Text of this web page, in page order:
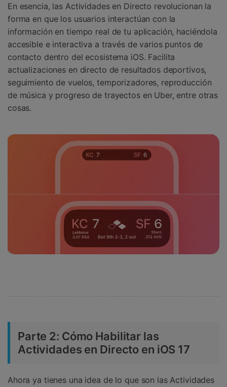
En esencia, las Actividades en Directo revolucionan la
forma en que los usuarios interactúan con la
información en tiempo real de tu aplicación, haciéndola
accesible e interactiva a través de varios puntos de
contacto dentro del ecosistema iOS. Facilita
actualizaciones en directo de resultados deportivos,
seguimiento de vuelos, temporizadores, reproducción
de música y progreso de trayectos en Uber, entre otras
cosas.
Parte 2: Cómo Habilitar las
Actividades en Directo en iOS 17
Ahora ya tienes una idea de lo que son las Actividades